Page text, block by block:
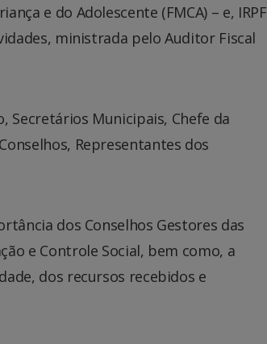
e do Adolescente (FMCA) – e, IRPF
ministrada pelo Auditor Fiscal
Secretários Municipais, Chefe da
Representantes dos
dos Conselhos Gestores das
e Controle Social, bem como, a
dos recursos recebidos e